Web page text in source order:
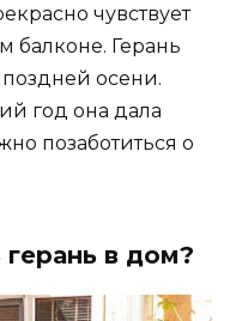
чувствует
балконе. Герань
осени.
год она дала
позаботиться о
в дом?